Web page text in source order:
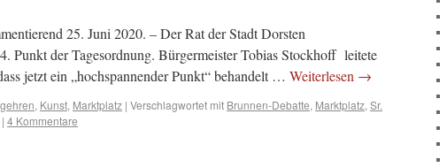
25. Juni 2020. – Der Rat der Stadt Dorsten
Punkt der Tagesordnung. Bürgermeister Tobias Stockhoff leitete
jetzt ein „hochspannender Punkt“ behandelt … Weiterlesen →
, Kunst, Marktplatz | Verschlagwortet mit Brunnen-Debatte, Marktplatz, Sr.
| 4 Kommentare